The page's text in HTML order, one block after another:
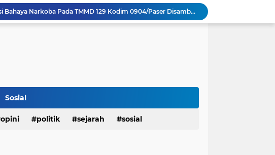
Sosialisasi Bahaya Narkoba Pada TMMD 129 Kodim 0904/Paser Disambut Positif
Babinsa Hadir di Posyandu Cenderawasih, Wujud Sinergi TNI Dukung Kesehatan Masyarakat
TMMD Ke 129 Kodim 0904/Paser Terima Kunjungan Dari Tim Wasev Mabesad
Sosial
opini politik sejarah sosial